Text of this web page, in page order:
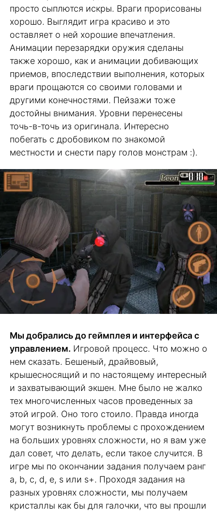
просто сыплются искры. Враги прорисованы
хорошо. Выглядит игра красиво и это
оставляет о ней хорошие впечатления.
Анимации перезарядки оружия сделаны
также хорошо, как и анимации добивающих
приемов, впоследствии выполнения, которых
враги прощаются со своими головами и
другими конечностями. Пейзажи тоже
достойны внимания. Уровни перенесены
точь-в-точь из оригинала. Интересно
побегать с дробовиком по знакомой
местности и снести пару голов монстрам :).
Мы добрались до геймплея и интерфейса с
управлением. Игровой процесс. Что можно о
нем сказать. Бешеный, драйвовый,
крышесносящий и по настоящему интересный
и захватывающий экшен. Мне было не жалко
тех многочисленных часов проведенных за
этой игрой. Оно того стоило. Правда иногда
могут возникнуть проблемы с прохождением
на больших уровнях сложности, но я вам уже
дал совет, что делать, если такое случится. В
игре мы по окончании задания получаем ранг
a, b, c, d, e, s или s+. Проходя задания на
разных уровнях сложности, мы получаем
кристаллы как бы для галочки, что вы прошли